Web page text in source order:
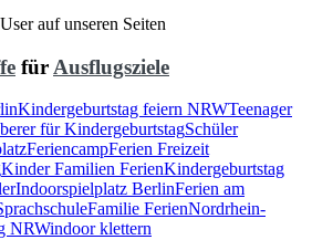
auf unseren Seiten
für Ausflugsziele
Kindergeburtstag feiern NRWTeenager
für KindergeburtstagSchüler
FeriencampFerien Freizeit
Kinder Familien FerienKindergeburtstag
Indoorspielplatz BerlinFerien am
Familie FerienNordrhein-
NRWindoor klettern